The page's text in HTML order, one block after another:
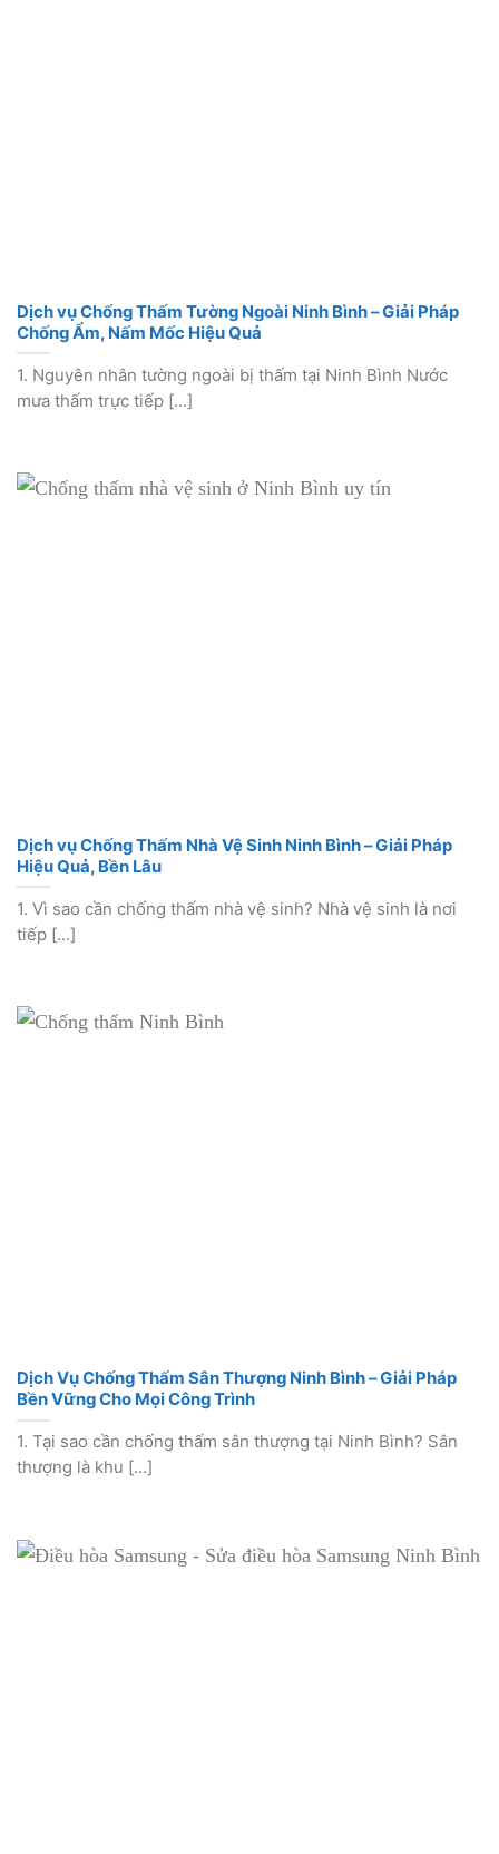
Dịch vụ Chống Thấm Tường Ngoài Ninh Bình – Giải Pháp
Chống Ẩm, Nấm Mốc Hiệu Quả
1. Nguyên nhân tường ngoài bị thấm tại Ninh Bình Nước
mưa thấm trực tiếp [...]
Dịch vụ Chống Thấm Nhà Vệ Sinh Ninh Bình – Giải Pháp
Hiệu Quả, Bền Lâu
1. Vì sao cần chống thấm nhà vệ sinh? Nhà vệ sinh là nơi
tiếp [...]
Dịch Vụ Chống Thấm Sân Thượng Ninh Bình – Giải Pháp
Bền Vững Cho Mọi Công Trình
1. Tại sao cần chống thấm sân thượng tại Ninh Bình? Sân
thượng là khu [...]